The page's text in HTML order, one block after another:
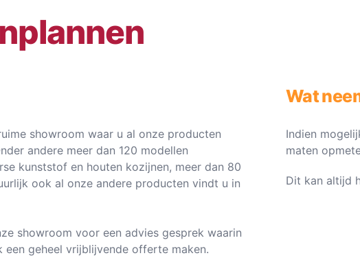
showroom waar u al onze producten
andere meer dan 120 modellen
kunststof en houten kozijnen, meer dan 80
ook al onze andere producten vindt u in
showroom voor een advies gesprek waarin
geheel vrijblijvende offerte maken.
Wat
Indien
maten
Dit kan altijd